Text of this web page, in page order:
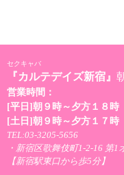
セクキャバ
『カルテデイズ新宿』
営業時間：
[平日]朝９時～夕方１８時
[土日]朝９時～夕方１７時
TEL:03-3205-5656
・新宿区歌舞伎町1-2-16 第1
【新宿駅東口から歩5分】